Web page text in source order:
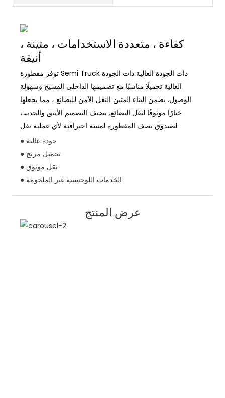
كفاءة ، متعددة الاستخدامات ، متينة ،
توفر مقطورة Semi Truck ذات الجودة العالية ذات الجودة
العالية تحميلًا مناسبًا مع تصميمها الداخلي الفسيح وسهولة
الوصول. يضمن البناء المتين النقل الآمن للبضائع ، مما يجعلها
خيارًا موثوقًا لنقل البضائع. يضيف التصميم الأنيق والحديث
لصندوق نصف المقطورة لمسة احترافية لأي عملية نقل.
● جودة عالية
● تحميل مريح
● نقل موثوق
● الخدمات اللوجستية غير الملحومة
عرض المنتج